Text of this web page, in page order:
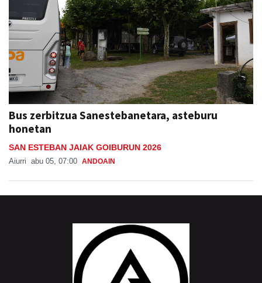
Bus zerbitzua Sanestebanetara, asteburu
honetan
SAN ESTEBAN JAIAK GOIBURUN 2026
Aiurri abu 05, 07:00 ANDOAIN